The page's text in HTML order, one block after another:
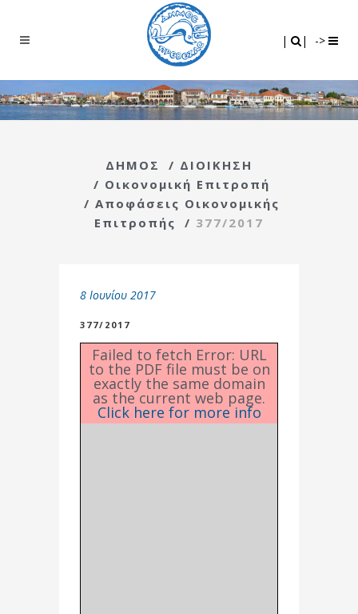
| | ->
ΔΗΜΟΣ / ΔΙΟΙΚΗΣΗ
/ Οικονομική Επιτροπή
/ Αποφάσεις Οικονομικής
Επιτροπής
/ 377/2017
8 Ιουνίου 2017
377/2017
Failed to fetch Error: URL
to the PDF file must be on
exactly the same domain
as the current web page.
Click here for more info